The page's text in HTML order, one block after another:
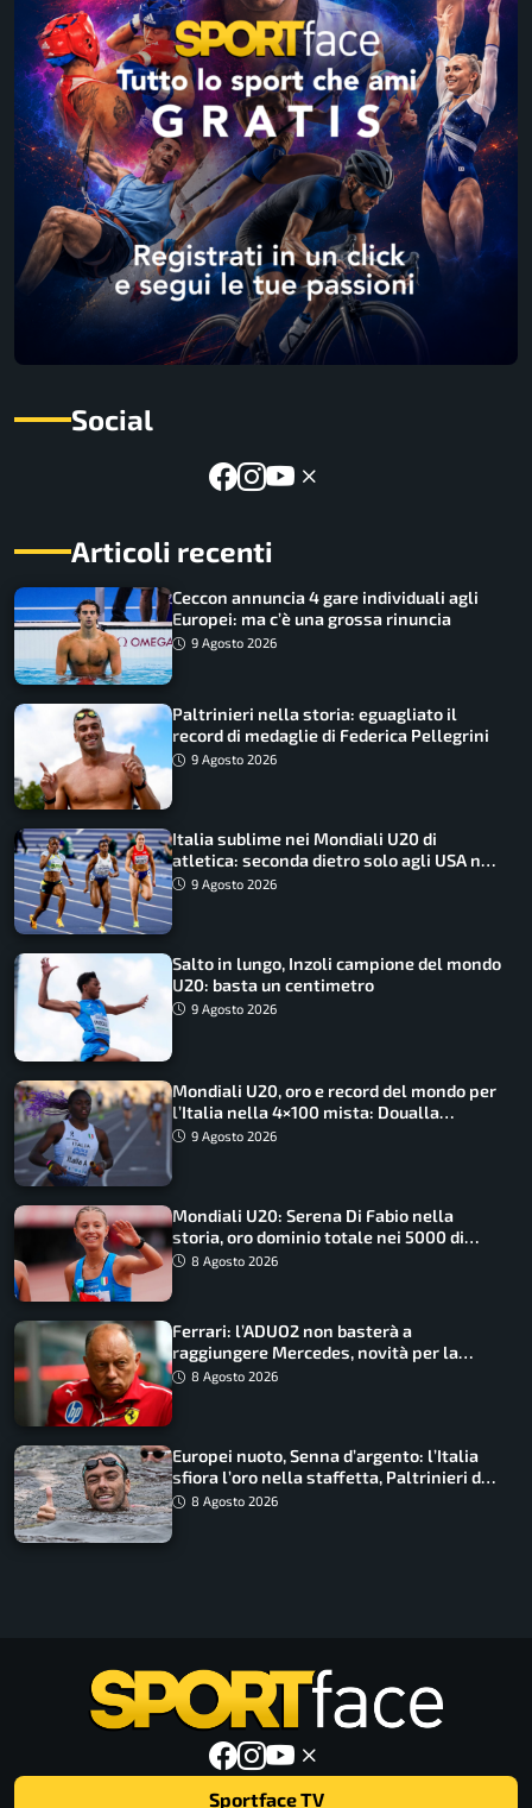
Social
Articoli recenti
Ceccon annuncia 4 gare individuali agli
Europei: ma c’è una grossa rinuncia
9 Agosto 2026
Paltrinieri nella storia: eguagliato il
record di medaglie di Federica Pellegrini
9 Agosto 2026
Italia sublime nei Mondiali U20 di
atletica: seconda dietro solo agli USA nel
medagliere
9 Agosto 2026
Salto in lungo, Inzoli campione del mondo
U20: basta un centimetro
9 Agosto 2026
Mondiali U20, oro e record del mondo per
l’Italia nella 4×100 mista: Doualla
straordinaria
9 Agosto 2026
Mondiali U20: Serena Di Fabio nella
storia, oro dominio totale nei 5000 di
marcia
8 Agosto 2026
Ferrari: l’ADUO2 non basterà a
raggiungere Mercedes, novità per la
Macarena
8 Agosto 2026
Europei nuoto, Senna d’argento: l’Italia
sfiora l’oro nella staffetta, Paltrinieri da
urlo, il bilancio azzurro
8 Agosto 2026
Sportface TV